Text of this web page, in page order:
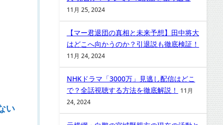
い
11月 25, 2024
【マー君退団の真相と未来予想】田中将大
はどこへ向かうのか？引退説も徹底検証！
11月 24, 2024
NHKドラマ「3000万」見逃し配信はどこ
で？全話視聴する方法を徹底解説！
11月
24, 2024